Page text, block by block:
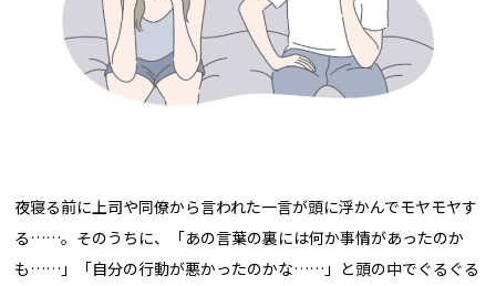
夜寝る前に上司や同僚から言われた一言が頭に浮かんでモヤモヤす
る……。そのうちに、「あの言葉の裏には何か事情があったのか
も……」「自分の行動が悪かったのかな……」と頭の中でぐるぐる